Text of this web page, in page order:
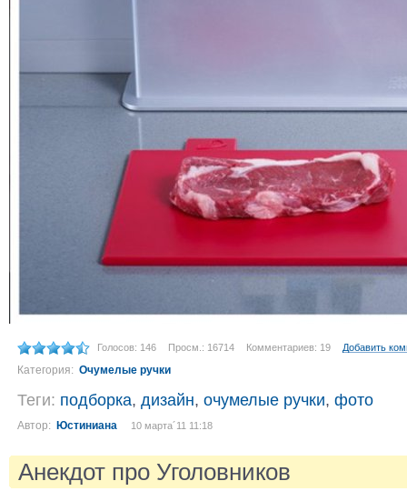
Голосов: 146 Просм.: 16714 Комментариев: 19 Добавить
Категория: Очумелые ручки
Теги: подборка, дизайн, очумелые ручки, фото
Автор: Юстиниана 10 марта´11 11:18
Анекдот про Уголовников